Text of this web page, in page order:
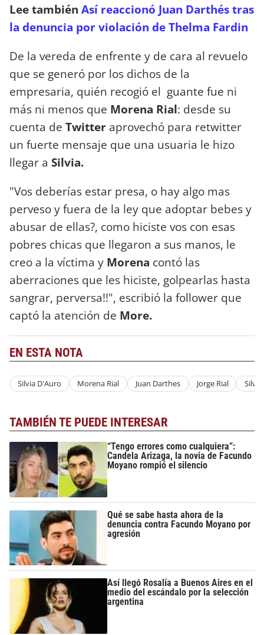
Lee también Así reaccionó Juan Darthés tras
la denuncia por violación de Thelma Fardin
De la vereda de enfrente y de cara al revuelo
que se generó por los dichos de la
empresaria, quién recogió el guante fue ni
más ni menos que Morena Rial: desde su
cuenta de Twitter aprovechó para retwitter
un fuerte mensaje que una usuaria le hizo
llegar a Silvia.
"Vos deberías estar presa, o hay algo mas
perveso y fuera de la ley que adoptar bebes y
abusar de ellas?, como hiciste vos con esas
pobres chicas que llegaron a sus manos, le
creo a la víctima y Morena contó las
aberraciones que les hiciste, golpearlas hasta
sangrar, perversa!!", escribió la follower que
captó la atención de More.
EN ESTA NOTA
Silvia D'Auro Morena Rial Juan Darthes Jorge Rial
TAMBIÉN TE PUEDE INTERESAR
“Tengo errores como cualquiera”:
Candela Arizaga, la novia de Facundo
Moyano rompió el silencio
Qué se sabe hasta ahora de la
denuncia contra Facundo Moyano por
agresión
Así llegó Rosalía a Buenos Aires en el
medio del escándalo por la selección
argentina